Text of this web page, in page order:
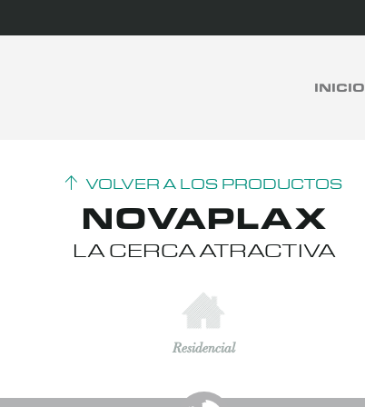
INICIO
VOLVER A LOS PRODUCTOS
NOVAPLAX
LA CERCA ATRACTIVA
Residencial
Made